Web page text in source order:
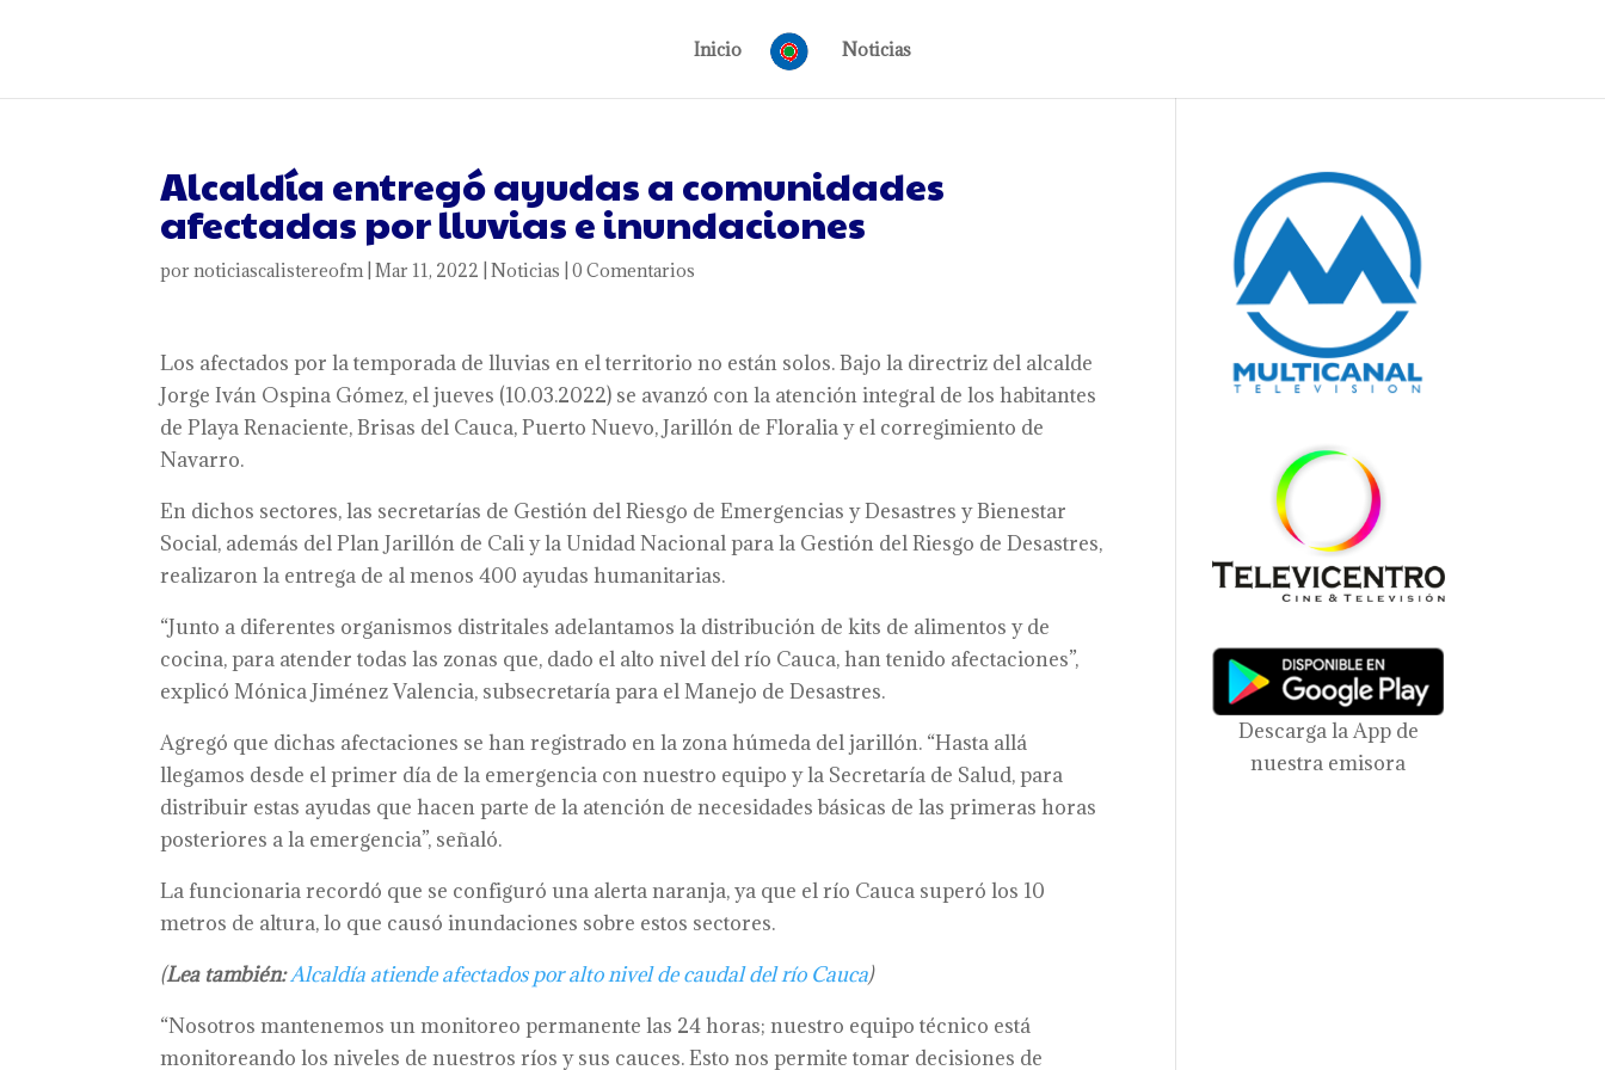
Inicio Noticias
Alcaldía entregó ayudas a comunidades
afectadas por lluvias e inundaciones
pornoticiascalistereofm|Mar 11, 2022 |Noticias |0 Comentarios
Los afectados por la temporada de lluvias en el territorio no están solos. Bajo la directriz del alcalde
Jorge Iván Ospina Gómez, el jueves (10.03.2022) se avanzó con la atención integral de los habitantes
de Playa Renaciente, Brisas del Cauca, Puerto Nuevo, Jarillón de Floralia y el corregimiento de
Navarro.
En dichos sectores, las secretarías de Gestión del Riesgo de Emergencias y Desastres y Bienestar
Social, además del Plan Jarillón de Cali y la Unidad Nacional para la Gestión del Riesgo de Desastres,
realizaron la entrega de al menos 400 ayudas humanitarias.
“Junto a diferentes organismos distritales adelantamos la distribución de kits de alimentos y de
cocina, para atender todas las zonas que, dado el alto nivel del río Cauca, han tenido afectaciones”,
explicó Mónica Jiménez Valencia, subsecretaría para el Manejo de Desastres.
Agregó que dichas afectaciones se han registrado en la zona húmeda del jarillón. “Hasta allá
llegamos desde el primer día de la emergencia con nuestro equipo y la Secretaría de Salud, para
distribuir estas ayudas que hacen parte de la atención de necesidades básicas de las primeras horas
posteriores a la emergencia”, señaló.
La funcionaria recordó que se configuró una alerta naranja, ya que el río Cauca superó los 10
metros de altura, lo que causó inundaciones sobre estos sectores.
(Lea también:Alcaldía atiende afectados por alto nivel de caudal del río Cauca)
“Nosotros mantenemos un monitoreo permanente las 24 horas; nuestro equipo técnico está
monitoreando los niveles de nuestros ríos y sus cauces. Esto nos permite tomar decisiones de
Descarga la App de
nuestra emisora